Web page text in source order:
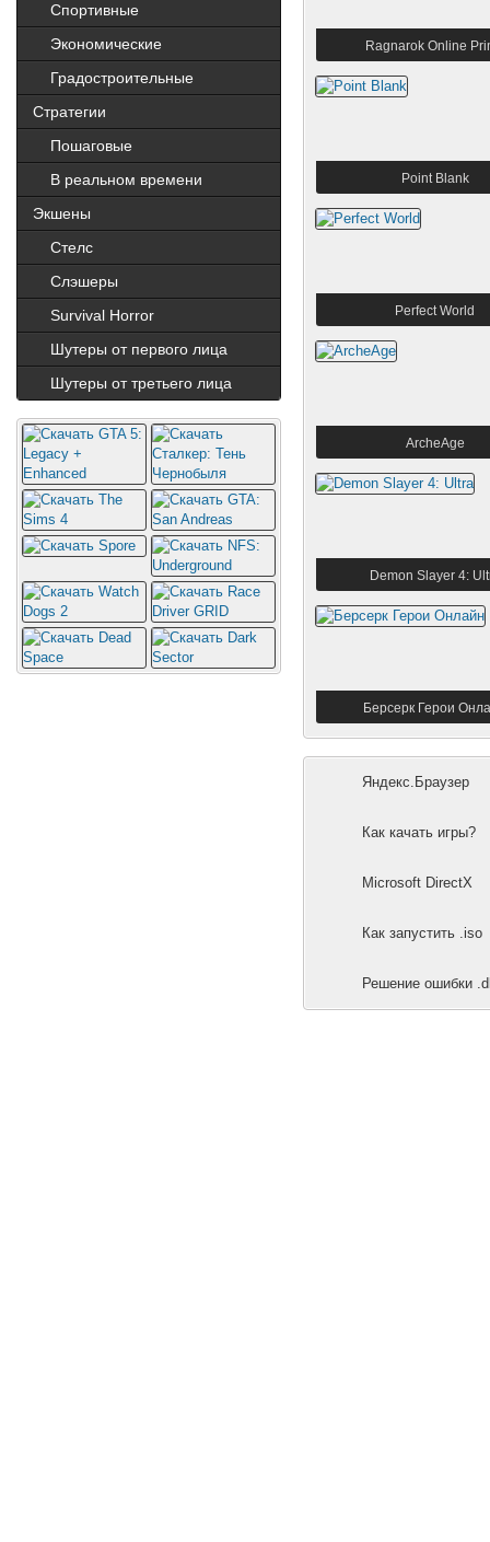
Спортивные
Экономические
Градостроительные
Стратегии
Пошаговые
В реальном времени
Экшены
Cтелс
Слэшеры
Survival Horror
Шутеры от первого лица
Шутеры от третьего лица
Ragnarok Online
Point Blank
Perfect World
ArcheAge
Demon Slayer 4:
Берсерк Герои
Яндекс.Браузер
Как качать игры?
Microsoft DirectX
Как запустить .iso
Решение ошибки